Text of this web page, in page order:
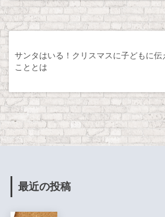
サンタはいる！クリスマスに子どもに伝
こととは
最近の投稿